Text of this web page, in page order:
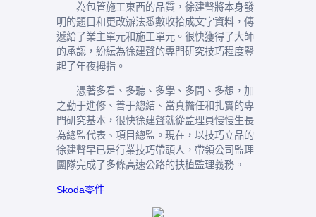
為包管施工東西的品質，徐建聲將本身發
明的題目和更改辦法悉數收拾成文字資料，傳
遞給了業主單元和施工單元。很快獲得了大師
的承認，紛紜為徐建聲的專門研究技巧程度豎
起了年夜拇指。
憑著多看、多聽、多學、多問、多想，加
之勤于進修、善于總結、當真擔任和扎實的專
門研究基本，很快徐建聲就從監理員慢慢生長
為總監代表、項目總監。現在，以技巧立品的
徐建聲早已是行業技巧帶頭人，帶領公司監理
團隊完成了多條高速公路的扶植監理義務。
Skoda零件